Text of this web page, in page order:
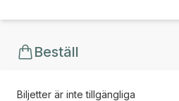
Beställ
Biljetter är inte tillgängliga